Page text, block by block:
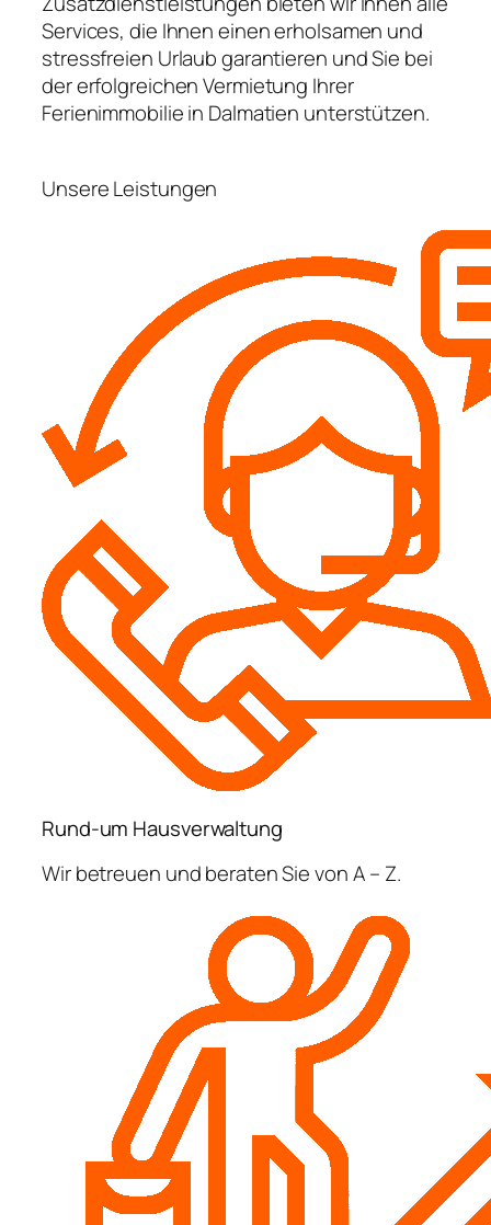
Services, die Ihnen einen erholsamen und
stressfreien Urlaub garantieren und Sie bei
der erfolgreichen Vermietung Ihrer
Ferienimmobilie in Dalmatien unterstützen.
Unsere Leistungen
Rund-um Hausverwaltung
Wir betreuen und beraten Sie von A – Z.